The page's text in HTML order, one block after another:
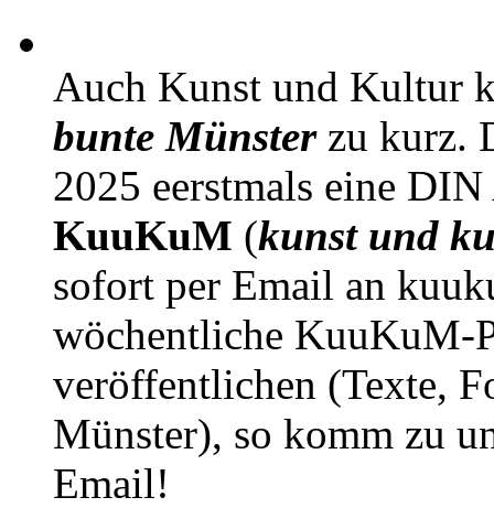
Auch Kunst und Kultur
bunte Münsterzu kurz.
2025 eerstmals eine
KuuKuM (kunst und
sofort per Email an
wöchentliche KuuKuM-
veröffentlichen (Texte,
Münster), so komm zu
Email!